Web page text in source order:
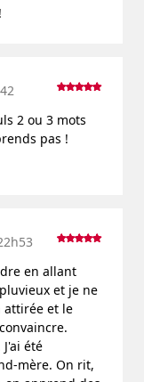
2 ou 3 mots
pas !
en allant
et je ne
attirée et le
été
mère. On rit,